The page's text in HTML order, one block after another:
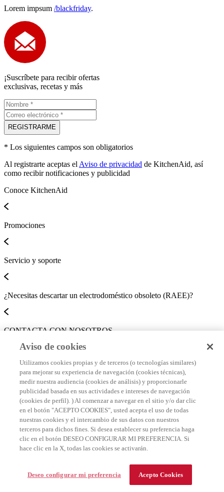
Lorem impsum /blackfriday.
¡Suscríbete para recibir ofertas
exclusivas, recetas y más
REGISTRARME
* Los siguientes campos son obligatorios
Al registrarte aceptas el Aviso de privacidad de KitchenAid, así
como recibir notificaciones y publicidad
Conoce KitchenAid
Promociones
Servicio y soporte
¿Necesitas descartar un electrodoméstico obsoleto (RAEE)?
CONTACTA CON NOSOTROS
Aviso de privacidad
Términos y condiciones
Términos y promocionales
Condiciones Garantía
Política de cookies
Aviso de cookies
Utilizamos cookies propias y de terceros (o tecnologías similares)
para mejorar su experiencia de navegación (cookies técnicas),
medir nuestra audiencia (cookies de análisis) y proporcionarle
publicidad basada en sus actividades e intereses de navegación
(cookies de perfil). ) Al comenzar a navegar en el sitio y/o dar clic
en el botón "ACEPTO COOKIES", usted acepta el uso de todas
nuestras cookies y el intercambio de sus datos con nuestros
terceros para dichos fines. Si desea establecer su preferencia haga
clic en el botón DESEO CONFIGURAR MI PREFERENCIA. Si
hace clic en la X, todas las cookies se activarán.
Deseo configurar mi preferencia Acepto Cookies